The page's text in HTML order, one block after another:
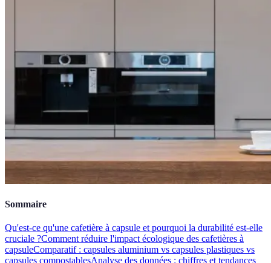
Sommaire
Qu'est-ce qu'une cafetière à capsule et pourquoi la durabilité est-elle
cruciale ?Comment réduire l'impact écologique des cafetières à
capsuleComparatif : capsules aluminium vs capsules plastiques vs
capsules compostablesAnalyse des données : chiffres et tendances